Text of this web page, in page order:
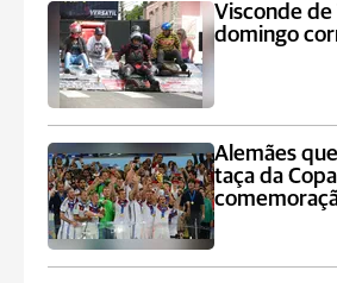
Visconde
domingo
Alemães
taça da